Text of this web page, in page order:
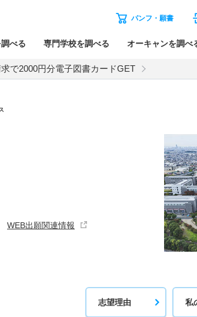
パンフ・願書
べる 専門学校を調べる オーキャンを調べ
求で2000円分電子図書カードGET
WEB出願関連情報
志望理由 私